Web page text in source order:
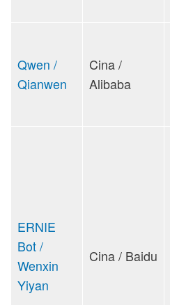
Qwen /
Qianwen
Cina /
Alibaba
ERNIE
Bot /
Wenxin
Yiyan
Cina / Baidu